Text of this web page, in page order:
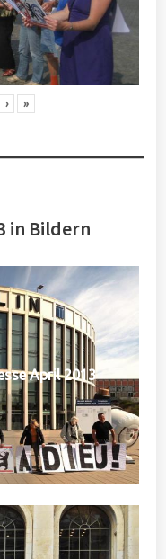
› »
in Bildern
April 2013